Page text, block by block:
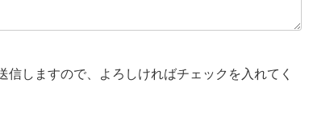
しますので、よろしければチェックを入れてく